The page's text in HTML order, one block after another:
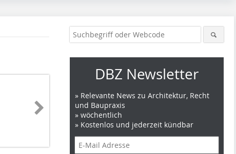
DBZ Newsletter
» Relevante News zu Architektur, Recht
und Baupraxis
» wöchentlich
» Kostenlos und jederzeit kündbar